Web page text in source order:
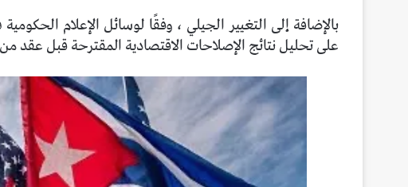
بالإضافة إلى التغيير الجيلي ، وفقًا لوسائل الإعلام
على تحليل نتائج الإصلاحات الاقتصادية المقترحة قبل عقد